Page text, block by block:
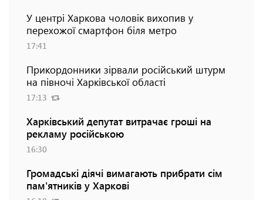
У центрі Харкова чоловік вихопив у
перехожої смартфон біля метро
17:41
Прикордонники зірвали російський штурм
на півночі Харківської області
17:13
Харківський депутат витрачає гроші на
рекламу російською
16:30
Громадські діячі вимагають прибрати сім
пам'ятників у Харкові